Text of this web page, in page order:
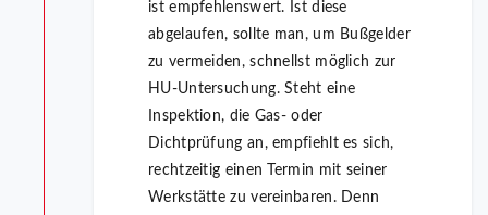
ist empfehlenswert. Ist diese
abgelaufen, sollte man, um Bußgelder
zu vermeiden, schnellst möglich zur
HU-Untersuchung. Steht eine
Inspektion, die Gas- oder
Dichtprüfung an, empfiehlt es sich,
rechtzeitig einen Termin mit seiner
Werkstätte zu vereinbaren. Denn